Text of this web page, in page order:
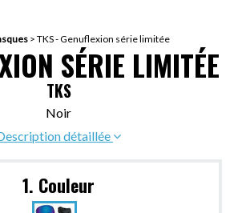
> TKS - Genuflexion série limitée
SÉRIE LIMITÉE
TKS
Noir
détaillée
1. Couleur